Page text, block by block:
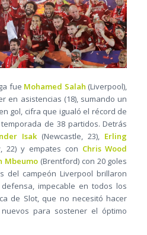
fue Mohamed Salah (Liverpool),
en asistencias (18), sumando un
gol, cifra que igualó el récord de
de 38 partidos. Detrás
Isak(Newcastle, 23), Erling
22) y empates con Chris Wood
Mbeumo (Brentford) con 20 goles
del campeón Liverpool brillaron
impecable en todos los
de Slot, que no necesitó hacer
para sostener el óptimo